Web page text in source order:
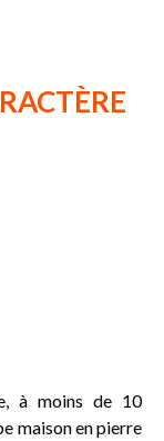
à moins de 10
maison en pierre